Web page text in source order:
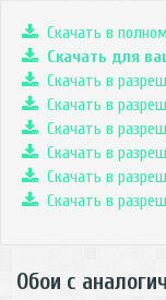
Скачать в
Скачать для
Скачать в
Скачать в
Скачать в
Скачать в
Скачать в
Скачать в
Обои с